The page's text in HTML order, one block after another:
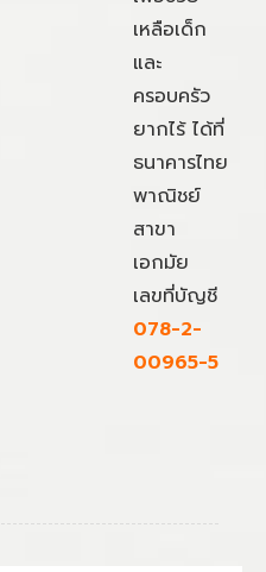
เหลือเด็ก
และ
ครอบครัว
ยากไร้ ได้ที่
ธนาคารไทย
พาณิชย์
สาขา
เอกมัย
เลขที่บัญชี
078-2-
00965-5